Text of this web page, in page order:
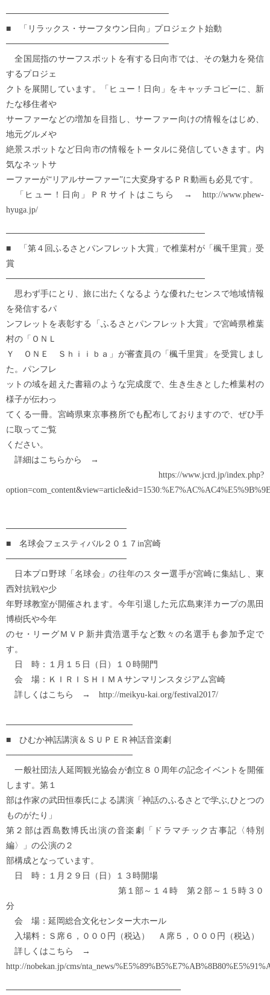
───────────────────────────
■ 「リラックス・サーフタウン日向」プロジェクト始動
───────────────────────────
全国屈指のサーフスポットを有する日向市では、その魅力を発信
するプロジェ
クトを展開しています。「ヒュー！日向」をキャッチコピーに、新
たな移住者や
サーファーなどの増加を目指し、サーファー向けの情報をはじめ、
地元グルメや
絶景スポットなど日向市の情報をトータルに発信していきます。内
気なネットサ
ーファーが“リアルサーファー”に大変身するＰＲ動画も必見です。
「ヒュー！日向」ＰＲサイトはこちら → http://www.phew-
hyuga.jp/
─────────────────────────────────
■ 「第４回ふるさとパンフレット大賞」で椎葉村が「楓千里賞」受
賞
─────────────────────────────────
思わず手にとり、旅に出たくなるような優れたセンスで地域情報
を発信するパ
ンフレットを表彰する「ふるさとパンフレット大賞」で宮崎県椎葉
村の「ＯＮＬ
Ｙ ＯＮＥ Ｓｈｉｉｂａ」が審査員の「楓千里賞」を受賞しまし
た。パンフレ
ットの域を超えた書籍のような完成度で、生き生きとした椎葉村の
様子が伝わっ
てくる一冊。宮崎県東京事務所でも配布しておりますので、ぜひ手
に取ってご覧
ください。
詳細はこちらから →
https://www.jcrd.jp/index.php?
────────────────────
■ 名球会フェスティバル２０１７in宮崎
────────────────────
日本プロ野球「名球会」の往年のスター選手が宮崎に集結し、東
西対抗戦や少
年野球教室が開催されます。今年引退した元広島東洋カープの黒田
博樹氏や今年
のセ・リーグＭＶＰ新井貴浩選手など数々の名選手も参加予定で
す。
日 時：１月１５日（日）１０時開門
会 場：ＫＩＲＩＳＨＩＭＡサンマリンスタジアム宮崎
詳しくはこちら → http://meikyu-kai.org/festival2017/
─────────────────────
■ ひむか神話講演＆ＳＵＰＥＲ神話音楽劇
─────────────────────
一般社団法人延岡観光協会が創立８０周年の記念イベントを開催
します。第１
部は作家の武田恒泰氏による講演「神話のふるさとで学ぶ,ひとつの
ものがたり」
第２部は西島数博氏出演の音楽劇「ドラマチック古事記〈特別
編〉」の公演の２
部構成となっています。
日 時：１月２９日（日）１３時開場
第１部～１４時 第２部～１５時３０
分
会 場：延岡総合文化センター大ホール
入場料：Ｓ席６，０００円（税込） Ａ席５，０００円（税込）
詳しくはこちら →
http://nobekan.jp/cms/nta_news/
─────────────────────────────